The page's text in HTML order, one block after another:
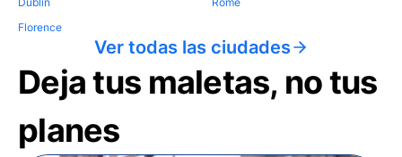
Florence
Ver todas las ciudades
Deja tus maletas, no tus
planes